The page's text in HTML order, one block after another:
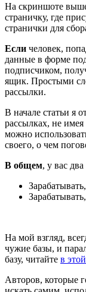
На скриншоте
страничку, где
странички для
Если человек,
данные в форме
подписчиком,
ящик. Простыми
рассылки.
В начале статьи я
рассылках, не
можно
своего, о чем
В общем, у вас
На мой взгляд,
чужие базы, и
базу, читайте в
Авторов, которые